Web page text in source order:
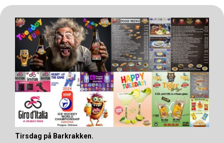
Tirsdag på Barkrakken.